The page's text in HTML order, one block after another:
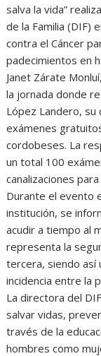
salva la vida”
de la Familia (DIF)
contra el Cáncer
padecimientos en
Janet Zárate
la jornada donde
López Landero,
exámenes
cordobeses. La
un total 100
canalizaciones
Durante el evento
institución, se
acudir a tiempo al
representa la
tercera, siendo así
incidencia entre la
La directora del
salvar vidas,
través de la
hombres como